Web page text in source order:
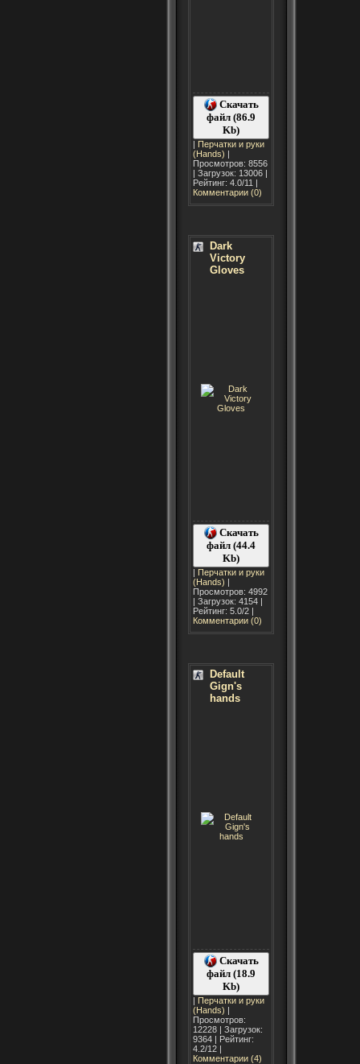
Скачать
файл (86.9
Kb)
| Перчатки и руки
(Hands) |
Просмотров: 8556
| Загрузок: 13006 |
Рейтинг: 4.0/11 |
Комментарии (0)
Dark
Victory
Gloves
Скачать
файл (44.4
Kb)
| Перчатки и руки
(Hands) |
Просмотров: 4992
| Загрузок: 4154 |
Рейтинг: 5.0/2 |
Комментарии (0)
Default
Gign's
hands
Скачать
файл (18.9
Kb)
| Перчатки и руки
(Hands) |
Просмотров:
12228 | Загрузок:
9364 | Рейтинг:
4.2/12 |
Комментарии (4)